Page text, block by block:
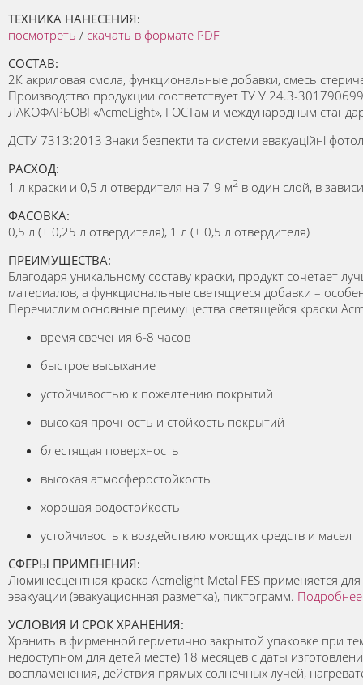
ТЕХНИКА НАНЕСЕНИЯ:
посмотреть / скачать в формате PDF
СОСТАВ:
2К акриловая смола, функциональные добавки, смесь
Производство продукции соответствует ТУ У 24.3-
ЛАКОФАРБОВІ «AcmeLight», ГОСТам и международным
ДСТУ 7313:2013 Знаки безпекти та системи евакуаційні
РАСХОД:
1 л краски и 0,5 л отвердителя на 7-9 м2 в один слой, в
ФАСОВКА:
0,5 л (+ 0,25 л отвердителя), 1 л (+ 0,5 л отвердителя)
ПРЕИМУЩЕСТВА:
Благодаря уникальному составу краски, продукт сочетает
материалов, а функциональные светящиеся добавки –
Перечислим основные преимущества светящейся краски
время свечения 6-8 часов
быстрое высыхание
устойчивостью к пожелтению покрытий
высокая прочность и стойкость покрытий
блестящая поверхность
высокая атмосферостойкость
хорошая водостойкость
устойчивость к воздействию моющих средств и масел
СФЕРЫ ПРИМЕНЕНИЯ:
Люминесцентная краска Acmelight Metal FES применяется
эвакуации (эвакуационная разметка), пиктограмм. Подробнее
УСЛОВИЯ И СРОК ХРАНЕНИЯ:
Хранить в фирменной герметично закрытой упаковке при
недоступном для детей месте) 18 месяцев с даты
воспламенения, действия прямых солнечных лучей,